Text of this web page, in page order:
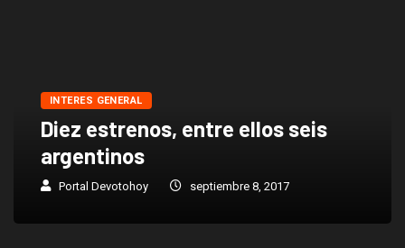
INTERES GENERAL
Diez estrenos, entre ellos seis
argentinos
Portal Devotohoy septiembre 8, 2017